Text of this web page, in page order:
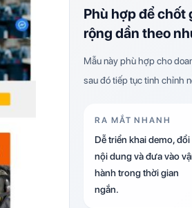
Phù hợp để chốt
rộng dần theo
Mẫu này phù hợp cho
sau đó tiếp tục tinh chỉnh
RA MẮT NHANH
Dễ triển khai demo, đổi
nội dung và đưa vào
hành trong thời gian
ngắn.